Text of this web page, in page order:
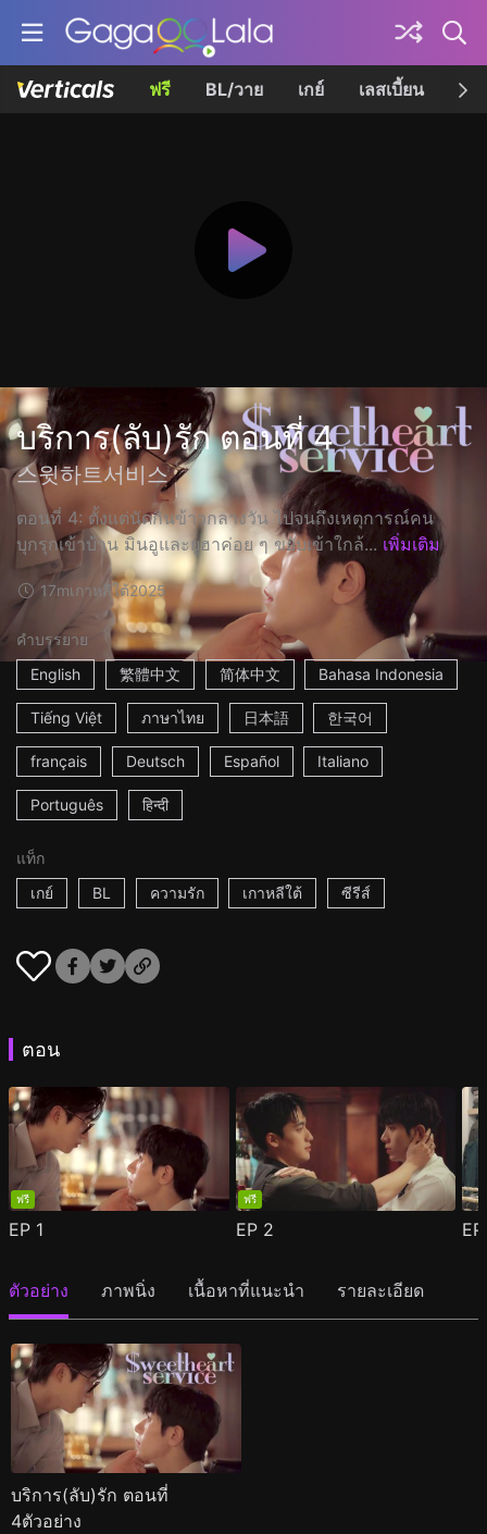
ฟรี BL/วาย เกย์ เลสเบี้ยน เค
บริการ(ลับ)รัก ตอนที่ 4
스윗하트서비스
ตอนที่ 4: ตั้งแต่นัดกินข้าวกลางวัน ไปจนถึงเหตุการณ์คน
บุกรุกเข้าบ้าน มินอูและยูฮาค่อย ๆ ขยับเข้าใกล้... เพิ่มเติม
17mเกาหลีใต้2025
คำบรรยาย
English
繁體中文 简体中文 Bahasa Indonesia
Tiếng Việt ภาษาไทย 日本語 한국어
français Deutsch Español Italiano
Português हिन्दी
แท็ก
เกย์
BL ความรัก เกาหลีใต้ ซีรีส์
ตอน
ฟรี
EP 1
ฟรี
EP 2
ตัวอย่าง ภาพนิ่ง เนื้อหาที่แนะนำ รายละเอียด
บริการ(ลับ)รัก ตอนที่
4ตัวอย่าง